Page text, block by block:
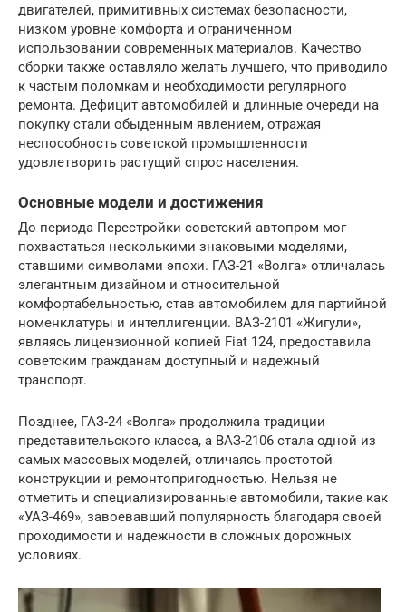
двигателей, примитивных системах безопасности,
низком уровне комфорта и ограниченном
использовании современных материалов. Качество
сборки также оставляло желать лучшего, что приводило
к частым поломкам и необходимости регулярного
ремонта. Дефицит автомобилей и длинные очереди на
покупку стали обыденным явлением, отражая
неспособность советской промышленности
удовлетворить растущий спрос населения.
Основные модели и достижения
До периода Перестройки советский автопром мог
похвастаться несколькими знаковыми моделями,
ставшими символами эпохи. ГАЗ-21 «Волга» отличалась
элегантным дизайном и относительной
комфортабельностью, став автомобилем для партийной
номенклатуры и интеллигенции. ВАЗ-2101 «Жигули»,
являясь лицензионной копией Fiat 124, предоставила
советским гражданам доступный и надежный
транспорт.
Позднее, ГАЗ-24 «Волга» продолжила традиции
представительского класса, а ВАЗ-2106 стала одной из
самых массовых моделей, отличаясь простотой
конструкции и ремонтопригодностью. Нельзя не
отметить и специализированные автомобили, такие как
«УАЗ-469», завоевавший популярность благодаря своей
проходимости и надежности в сложных дорожных
условиях.